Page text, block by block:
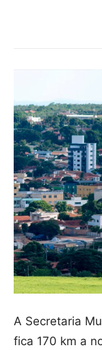
A Secretaria
fica 170 km a